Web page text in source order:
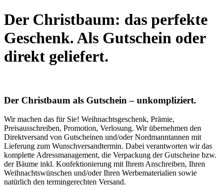
Der Christbaum: das perfekte
Geschenk. Als Gutschein oder
direkt geliefert.
Der Christbaum als Gutschein – unkompliziert.
Wir machen das für Sie! Weihnachtsgeschenk, Prämie,
Preisausschreiben, Promotion, Verlosung. Wir übernehmen den
Direktversand von Gutscheinen und/oder Nordmanntannen mit
Lieferung zum Wunschversandtermin. Dabei verantworten wir das
komplette Adressmanagement, die Verpackung der Gutscheine bzw.
der Bäume inkl. Konfektionierung mit Ihrem Anschreiben, Ihren
Weihnachtswünschen und/oder Ihren Werbematerialien sowie
natürlich den termingerechten Versand.